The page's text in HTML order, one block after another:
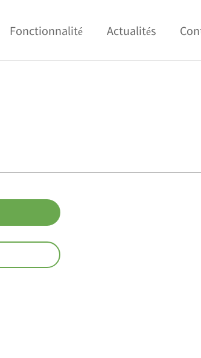
Fonctionnalité Actualités